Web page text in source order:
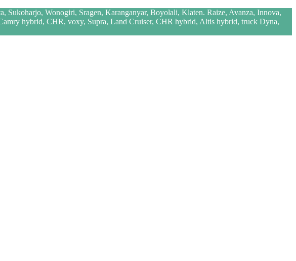
Sukoharjo, Wonogiri, Sragen, Karanganyar, Boyolali, Klaten. Raize, Avanza, Innova,
hybrid, CHR, voxy, Supra, Land Cruiser, CHR hybrid, Altis hybrid, truck Dyna,